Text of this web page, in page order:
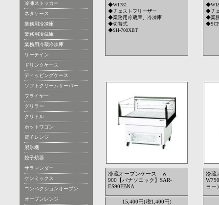
冷凍ストッカー
ネタケース
業務用冷凍庫
業務用冷蔵庫
業務用冷蔵冷凍庫
リーチイン
ドリンクケース
ディッピングケース
ソフトクリームサーバー
フライヤー
グリラー
グリドル
ホットワゴン
電子レンジ
製氷機
餃子焼器
サラマンダー
ケンミックス
コンベクションオーブン
オーブンレンジ
◆W1781
◆チェストフリーザー
◆業務用冷蔵庫、冷凍庫
◆切替式
◆SH-700XBT
◆チ
◆業
冷蔵オープンケース ｗ
900【パナソニック】SAR-
ES90FBNA
15,400円(税1,400円)
冷蔵
ヨー